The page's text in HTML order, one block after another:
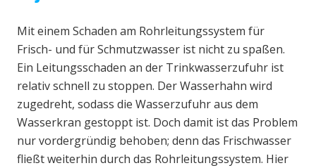
Mit einem Schaden am Rohrleitungssystem für
Frisch- und für Schmutzwasser ist nicht zu spaßen.
Ein Leitungsschaden an der Trinkwasserzufuhr ist
relativ schnell zu stoppen. Der Wasserhahn wird
zugedreht, sodass die Wasserzufuhr aus dem
Wasserkran gestoppt ist. Doch damit ist das Problem
nur vordergründig behoben; denn das Frischwasser
fließt weiterhin durch das Rohrleitungssystem. Hier